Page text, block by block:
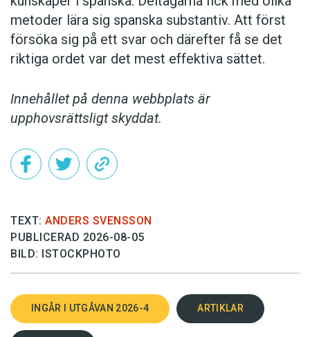
metoder lära sig spanska substantiv. Att först
försöka sig på ett svar och därefter få se det
riktiga ordet var det mest effektiva sättet.
Innehållet på denna webbplats är
upphovsrättsligt skyddat.
TEXT: ANDERS SVENSSON
PUBLICERAD 2026-08-05
BILD: ISTOCKPHOTO
INGÅR I UTGÅVAN 2026-4 ARTIKLAR